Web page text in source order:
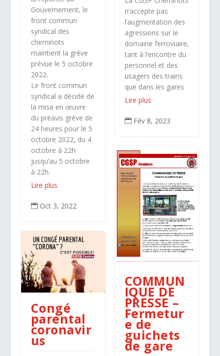
n’accepte pas
l’augmentation des
agressions sur le
domaine ferroviaire,
tant à l’encontre du
personnel et des
usagers des trains
que dans les gares
Lire plus
 Fév 8, 2023
Gouvernement, le
front commun
syndical des
cheminots
maintient la grève
prévue le 5 octobre
2022.
Le front commun
syndical a décidé de
la mise en œuvre
du préavis grève de
24 heures pour le 5
octobre 2022, du 4
octobre à 22h
jusqu’au 5 octobre
à 22h.
Lire plus
 Oct 3, 2022
COMMUN
IQUE DE
PRESSE –
Fermetur
e de
guichets
de gare
Congé
parental
coronavir
us